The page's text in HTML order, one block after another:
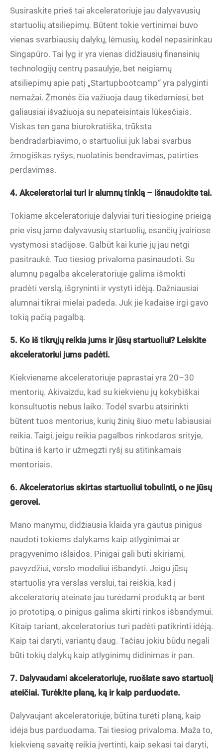
Susiraskite prieš tai akceleratoriuje jau dalyvavusių
startuolių atsiliepimų. Būtent tokie vertinimai buvo
vienas svarbiausių dalykų, lėmusių, kodėl nepasirinkau
Singapūro. Tai lyg ir yra vienas didžiausių finansinių
technologijų centrų pasaulyje, bet neigiamų
atsiliepimų apie patį „Startupbootcamp“ yra palyginti
nemažai. Žmonės čia važiuoja daug tikėdamiesi, bet
galiausiai išvažiuoja su nepateisintais lūkesčiais.
Viskas ten gana biurokratiška, trūksta
bendradarbiavimo, o startuoliui juk labai svarbus
žmogiškas ryšys, nuolatinis bendravimas, patirties
perdavimas.
4. Akceleratoriai turi ir alumnų tinklą – išnaudokite tai.
Tokiame akceleratoriuje dalyviai turi tiesioginę prieigą
prie visų jame dalyvavusių startuolių, esančių įvairiose
vystymosi stadijose. Galbūt kai kurie jų jau netgi
pasitraukė. Tuo tiesiog privaloma pasinaudoti. Su
alumnų pagalba akceleratoriuje galima išmokti
pradėti verslą, išgryninti ir vystyti idėją. Dažniausiai
alumnai tikrai mielai padeda. Juk jie kadaise irgi gavo
tokią pačią pagalbą.
5. Ko iš tikrųjų reikia jums ir jūsų startuoliui? Leiskite
akceleratoriui jums padėti.
Kiekviename akceleratoriuje paprastai yra 20–30
mentorių. Akivaizdu, kad su kiekvienu jų kokybiškai
konsultuotis nebus laiko. Todėl svarbu atsirinkti
būtent tuos mentorius, kurių žinių šiuo metu labiausiai
reikia. Taigi, jeigu reikia pagalbos rinkodaros srityje,
būtina iš karto ir užmegzti ryšį su atitinkamais
mentoriais.
6. Akceleratorius skirtas startuoliui tobulinti, o ne jūsų
gerovei.
Mano manymu, didžiausia klaida yra gautus pinigus
naudoti tokiems dalykams kaip atlyginimai ar
pragyvenimo išlaidos. Pinigai gali būti skiriami,
pavyzdžiui, verslo modeliui išbandyti. Jeigu jūsų
startuolis yra verslas verslui, tai reiškia, kad į
akceleratorių ateinate jau turėdami produktą ar bent
jo prototipą, o pinigus galima skirti rinkos išbandymui.
Kitaip tariant, akceleratorius turi padėti patikrinti idėją.
Kaip tai daryti, variantų daug. Tačiau jokiu būdu negali
būti tokių dalykų kaip atlyginimų didinimas ir pan.
7. Dalyvaudami akceleratoriuje, ruošiate savo startuolį
ateičiai. Turėkite planą, ką ir kaip parduodate.
Dalyvaujant akceleratoriuje, būtina turėti planą, kaip
idėja bus parduodama. Tai tiesiog privaloma. Maža to,
kiekvieną savaitę reikia įvertinti, kaip sekasi tai daryti,